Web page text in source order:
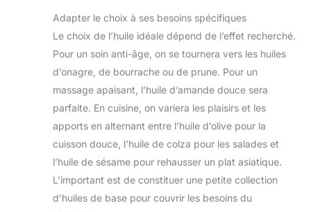
Adapter le choix à ses besoins spécifiques
Le choix de l’huile idéale dépend de l’effet recherché.
Pour un soin anti-âge, on se tournera vers les huiles
d’onagre, de bourrache ou de prune. Pour un
massage apaisant, l’huile d’amande douce sera
parfaite. En cuisine, on variera les plaisirs et les
apports en alternant entre l’huile d’olive pour la
cuisson douce, l’huile de colza pour les salades et
l’huile de sésame pour rehausser un plat asiatique.
L’important est de constituer une petite collection
d’huiles de base pour couvrir les besoins du